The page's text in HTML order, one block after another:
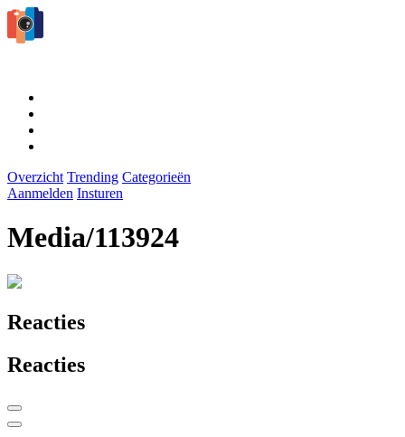
Overzicht Trending Categorieën
Aanmelden Insturen
Media/113924
Reacties
Reacties